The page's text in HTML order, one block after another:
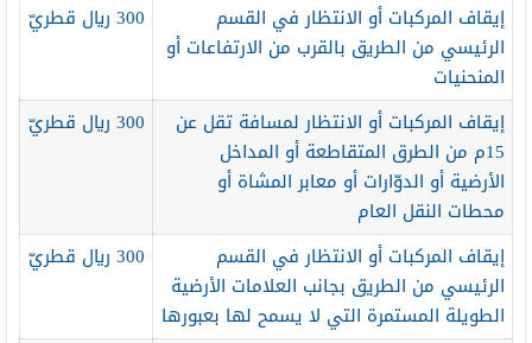
إيقاف المركبات أو الانتظار في القسم
الرئيسي من الطريق بالقرب من الارتفاعات أو
المنحنيات
300 ريال قطريّ
إيقاف المركبات أو الانتظار لمسافة تقل عن
15م من الطرق المتقاطعة أو المداخل
الأرضية أو الدوّارات أو معابر المشاة أو
محطات النقل العام
300 ريال قطريّ
إيقاف المركبات أو الانتظار في القسم
الرئيسي من الطريق بجانب العلامات الأرضية
الطويلة المستمرة التي لا يسمح لها بعبورها
300 ريال قطريّ